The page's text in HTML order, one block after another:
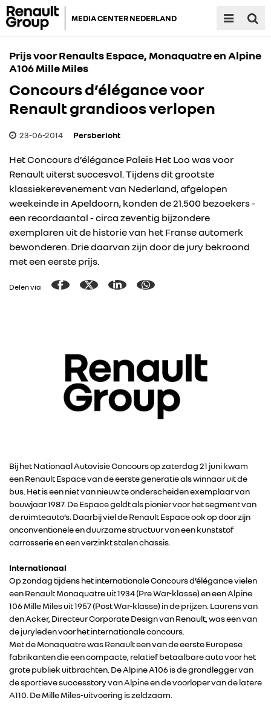
MEDIA CENTER NEDERLAND
RENAULT GROUP
RENAULT
Prijs voor Renaults Espace, Monaquatre en Alpine
A106 Mille Miles
Concours d’élégance voor
Renault grandioos verlopen
23-06-2014 Persbericht
Het Concours d’élégance Paleis Het Loo was voor
Renault uiterst succesvol. Tijdens dit grootste
klassiekerevenement van Nederland, afgelopen
weekeinde in Apeldoorn, konden de 21.500 bezoekers -
een recordaantal - circa zeventig bijzondere
exemplaren uit de historie van het Franse automerk
bewonderen. Drie daarvan zijn door de jury bekroond
met een eerste prijs.
Delen via
Bij het Nationaal Autovisie Concours op zaterdag 21 juni kwam
een Renault Espace van de eerste generatie als winnaar uit de
bus. Het is een niet van nieuw te onderscheiden exemplaar van
bouwjaar 1987. De Espace geldt als pionier voor het segment van
de ruimteauto’s. Daarbij viel de Renault Espace ook op door zijn
onconventionele en duurzame structuur van een kunststof
carrosserie en een verzinkt stalen chassis.
Internationaal
Op zondag tijdens het internationale Concours d’élégance vielen
een Renault Monaquatre uit 1934 (Pre War-klasse) en een Alpine
106 Mille Miles uit 1957 (Post War-klasse) in de prijzen. Laurens van
den Acker, Directeur Corporate Design van Renault, was een van
de juryleden voor het internationale concours.
Met de Monaquatre was Renault een van de eerste Europese
fabrikanten die een compacte, relatief betaalbare auto voor het
grote publiek uitbrachten. De Alpine A106 is de grondlegger van
de sportieve successtory van Alpine en de voorloper van de latere
A110. De Mille Miles-uitvoering is zeldzaam.